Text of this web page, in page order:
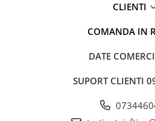
CLIENTI
COMANDA IN
DATE
SUPORT CLIENTI